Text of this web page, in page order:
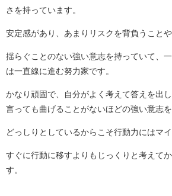
さを持っています。
安定感があり、あまりリスクを背負うこと
揺らぐことのない強い意志を持っていて、
は一直線に進む努力家です。
かなり頑固で、自分がよく考えて答えを出
言っても曲げることがないほどの強い意志を
どっしりとしているからこそ行動力にはマ
すぐに行動に移すよりもじっくりと考えて
す。